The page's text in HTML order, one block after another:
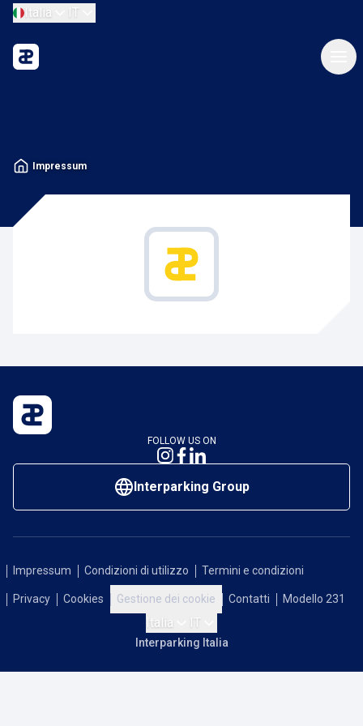
Italia IT
Impressum
FOLLOW US ON
Interparking Group
Impressum Condizioni di utilizzo Termini e condizioni
Privacy Cookies Gestione dei cookie Contatti Modello 231
Italia IT
Interparking Italia